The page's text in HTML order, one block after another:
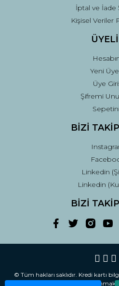
İptal ve İade
Kişisel Veriler
Yeni
Üye
Şifremi
BİZİ
Linkedin
Linkedin
BİZİ
© Tüm hakları saklıdır. Kredi kartı